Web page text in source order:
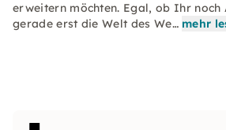
erweitern möchten. Egal, ob Ihr noch
gerade erst die Welt des We… mehr